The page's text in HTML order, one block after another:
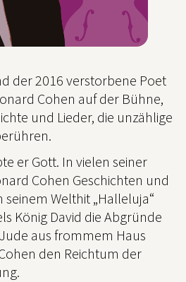
der 2016 verstorbene Poet
Cohen auf der Bühne,
und Lieder, die unzählige
er Gott. In vielen seiner
Cohen Geschichten und
seinem Welthit „Halleluja“
König David die Abgründe
aus frommem Haus
den Reichtum der